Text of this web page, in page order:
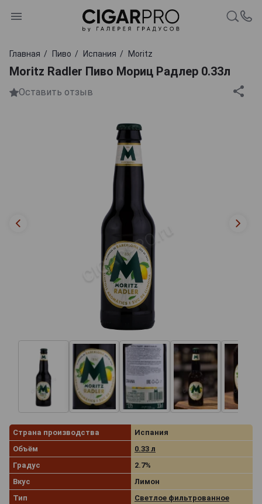
Главная Пиво Испания Moritz
Moritz Radler Пиво Мориц Радлер 0.33л
Оставить отзыв
Страна производства
Испания
Объём
0.33 л
Градус
2.7%
Вкус
Лимон
Тип
Светлое фильтрованное